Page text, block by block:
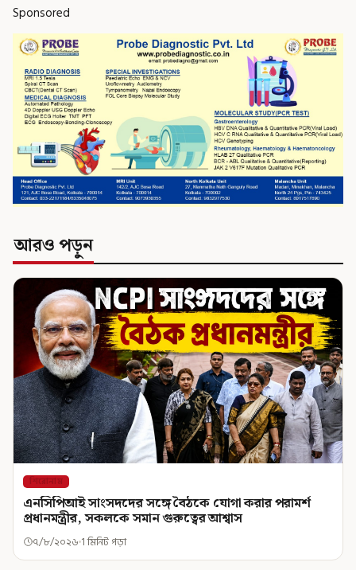
Sponsored
আরও পড়ুন
শিরোনাম
এনসিপিআই সাংসদদের সঙ্গে বৈঠকে যোগা করার পরামর্শ
প্রধানমন্ত্রীর, সকলকে সমান গুরুত্বের আশ্বাস
৭/৮/২০২৬ 1 মিনিট পড়া